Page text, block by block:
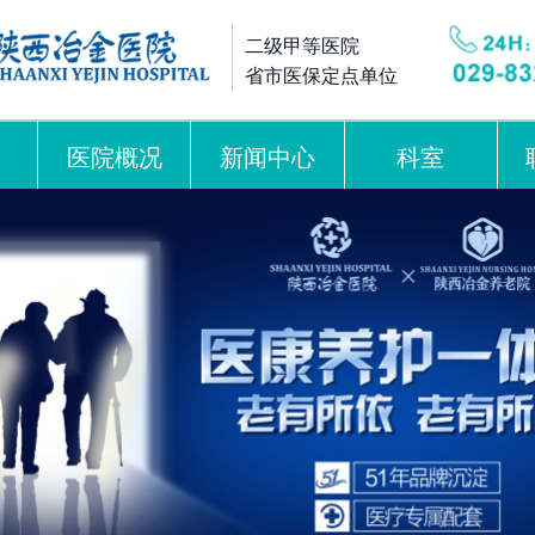
二级甲等医院
省市医保定点单位
医院概况 新闻中心 科室